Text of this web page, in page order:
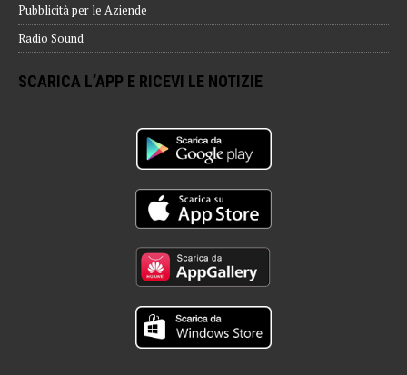
Pubblicità per le Aziende
Radio Sound
SCARICA L’APP E RICEVI LE NOTIZIE